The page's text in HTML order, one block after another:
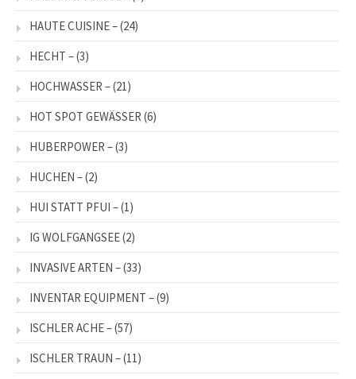
HAUTE CUISINE –(24)
HECHT –(3)
HOCHWASSER –(21)
HOT SPOT GEWÄSSER (6)
HUBERPOWER –(3)
HUCHEN –(2)
HUI STATT PFUI –(1)
IG WOLFGANGSEE(2)
INVASIVE ARTEN –(33)
INVENTAR EQUIPMENT –(9)
ISCHLER ACHE –(57)
ISCHLER TRAUN –(11)